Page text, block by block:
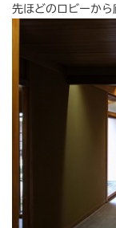
先ほどのロビーから